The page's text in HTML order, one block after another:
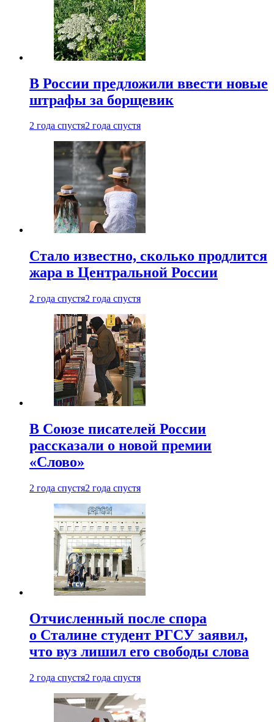
В России предложили ввести новые
штрафы за борщевик
2 года спустя2 года спустя
Стало известно, сколько продлится
жара в Центральной России
2 года спустя2 года спустя
В Союзе писателей России
рассказали о новой премии
«Слово»
2 года спустя2 года спустя
Отчисленный после спора
о Сталине студент РГСУ заявил,
что вуз лишил его свободы слова
2 года спустя2 года спустя